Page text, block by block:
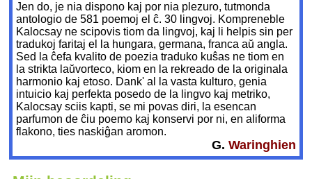
Jen do, je nia dispono kaj por nia plezuro, tutmonda
antologio de 581 poemoj el ĉ. 30 lingvoj. Kompreneble
Kalocsay ne scipovis tiom da lingvoj, kaj li helpis sin per
tradukoj faritaj el la hungara, germana, franca aŭ angla.
Sed la ĉefa kvalito de poezia traduko kuŝas ne tiom en
la strikta laŭvorteco, kiom en la rekreado de la originala
harmonio kaj etoso. Dank' al la vasta kulturo, genia
intuicio kaj perfekta posedo de la lingvo kaj metriko,
Kalocsay sciis kapti, se mi povas diri, la esencan
parfumon de ĉiu poemo kaj konservi por ni, en aliforma
flakono, ties naskiĝan aromon.
G. Waringhien